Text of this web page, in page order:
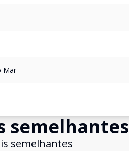
Mar
semelhantes
semelhantes